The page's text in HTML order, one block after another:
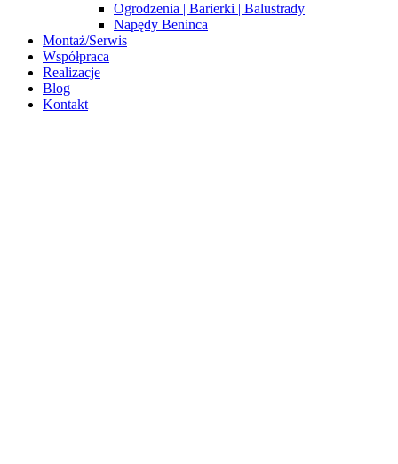
Ogrodzenia | Barierki | Balustrady
Napędy Beninca
Montaż/Serwis
Współpraca
Realizacje
Blog
Kontakt